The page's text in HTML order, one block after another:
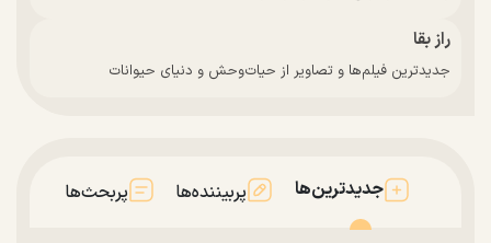
راز بقا
جدیدترین فیلم‌ها و تصاویر از حیات‌وحش و دنیای حیوانات
جدیدترین‌ها پربیننده‌ها پربحث‌ها